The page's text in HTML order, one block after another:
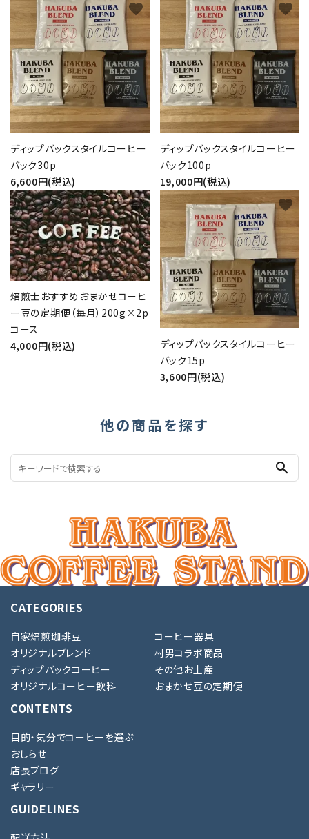
ディップバックスタイルコーヒー
バック30p
6,600円(税込)
favorite
ディップバックスタイルコーヒー
バック100p
19,000円(税込)
favorite
焙煎士おすすめおまかせコーヒ
ー豆の定期便（毎月）200g×2p
コース
4,000円(税込)
favorite
ディップバックスタイルコーヒー
バック15p
3,600円(税込)
favorite
他の商品を探す
search
CATEGORIES
自家焙煎珈琲豆
コーヒー器具
オリジナルブレンド
村男コラボ商品
ディップバックコーヒー
その他お土産
オリジナルコーヒー飲料
おまかせ豆の定期便
CONTENTS
目的・気分でコーヒーを選ぶ
おしらせ
店長ブログ
ギャラリー
GUIDELINES